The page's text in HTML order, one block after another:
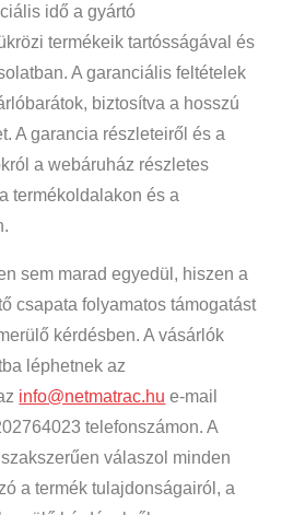
idő a gyártó
termékeik tartósságával és
A garanciális feltételek
biztosítva a hosszú
A garancia részleteiről és a
a webáruház részletes
termékoldalakon és a
sem marad egyedül, hiszen a
csapata folyamatos támogatást
kérdésben. A vásárlók
léphetnek az
info@netmatrac.hu e-mail
telefonszámon. A
válaszol minden
a termék tulajdonságairól, a